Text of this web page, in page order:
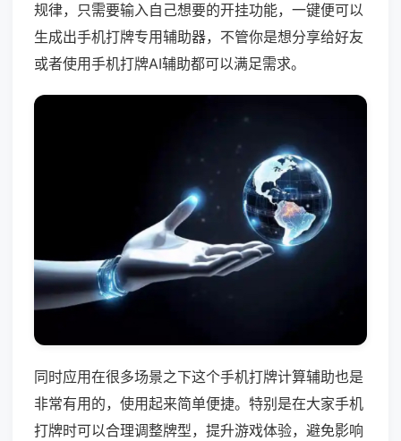
规律，只需要输入自己想要的开挂功能，一键便可以
生成出手机打牌专用辅助器，不管你是想分享给好友
或者使用手机打牌AI辅助都可以满足需求。
同时应用在很多场景之下这个手机打牌计算辅助也是
非常有用的，使用起来简单便捷。特别是在大家手机
打牌时可以合理调整牌型，提升游戏体验，避免影响